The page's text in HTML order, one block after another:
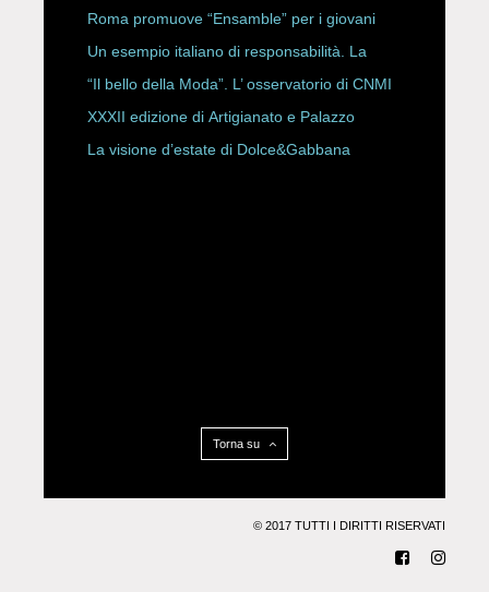
Storici
Roma promuove “Ensamble” per i giovani
Un esempio italiano di responsabilità. La
Rete Slow Fiber
“Il bello della Moda”. L’ osservatorio di CNMI
XXXII edizione di Artigianato e Palazzo
La visione d’estate di Dolce&Gabbana
Torna su
© 2017 TUTTI I DIRITTI RISERVATI